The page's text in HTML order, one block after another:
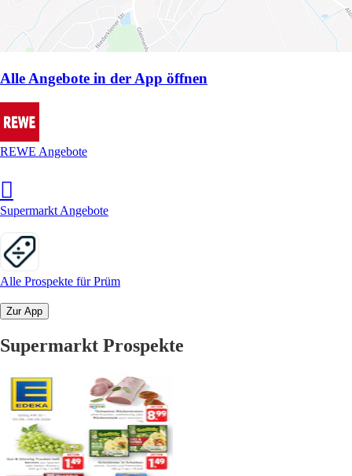
Alle Angebote in der App öffnen
REWE Angebote
Supermarkt Angebote
Alle Prospekte für Prüm
Zur App
Supermarkt Prospekte